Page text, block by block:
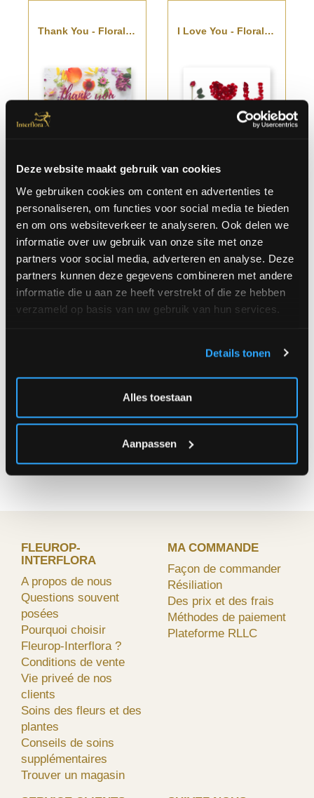
Deze website maakt gebruik van cookies
We gebruiken cookies om content en advertenties te
personaliseren, om functies voor social media te bieden
en om ons websiteverkeer te analyseren. Ook delen we
informatie over uw gebruik van onze site met onze
partners voor social media, adverteren en analyse. Deze
partners kunnen deze gegevens combineren met andere
informatie die u aan ze heeft verstrekt of die ze hebben
verzameld op basis van uw gebruik van hun services.
Details tonen
Alles toestaan
Aanpassen
Thank You - Floral Voucher
de
10.00
I Love You - Floral Voucher
de
For You - Floral Voucher
A partir
€
10.00
Interflora Gold - Floral Voucher
A partir
€
FLEUROP-
INTERFLORA
A propos de nous
Questions souvent
posées
Pourquoi choisir
Fleurop-Interflora ?
Conditions de vente
Vie priveé de nos
clients
Soins des fleurs et des
plantes
Conseils de soins
supplémentaires
Trouver un magasin
MA COMMANDE
Façon de commander
Résiliation
Des prix et des frais
Méthodes de paiement
Plateforme RLLC